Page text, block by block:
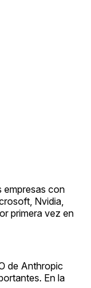
empresas con
Nvidia,
primera vez en
de Anthropic
En la